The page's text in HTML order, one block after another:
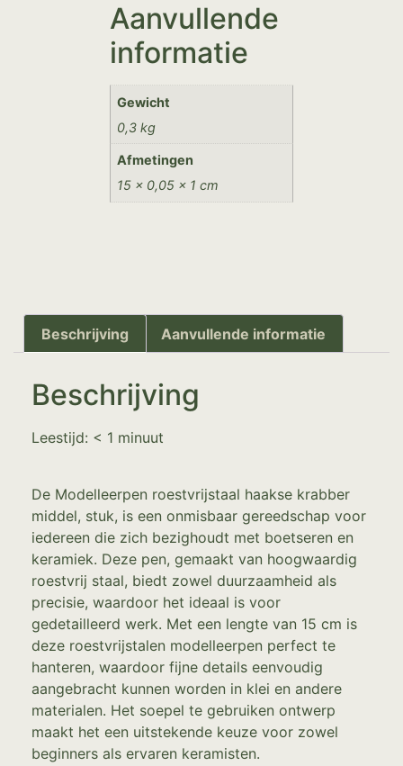
Aanvullende
informatie
Gewicht
0,3 kg
Afmetingen
15 × 0,05 × 1 cm
Beschrijving Aanvullende informatie
Beschrijving
Leestijd: < 1 minuut
De Modelleerpen roestvrijstaal haakse krabber
middel, stuk, is een onmisbaar gereedschap voor
iedereen die zich bezighoudt met boetseren en
keramiek. Deze pen, gemaakt van hoogwaardig
roestvrij staal, biedt zowel duurzaamheid als
precisie, waardoor het ideaal is voor
gedetailleerd werk. Met een lengte van 15 cm is
deze roestvrijstalen modelleerpen perfect te
hanteren, waardoor fijne details eenvoudig
aangebracht kunnen worden in klei en andere
materialen. Het soepel te gebruiken ontwerp
maakt het een uitstekende keuze voor zowel
beginners als ervaren keramisten.